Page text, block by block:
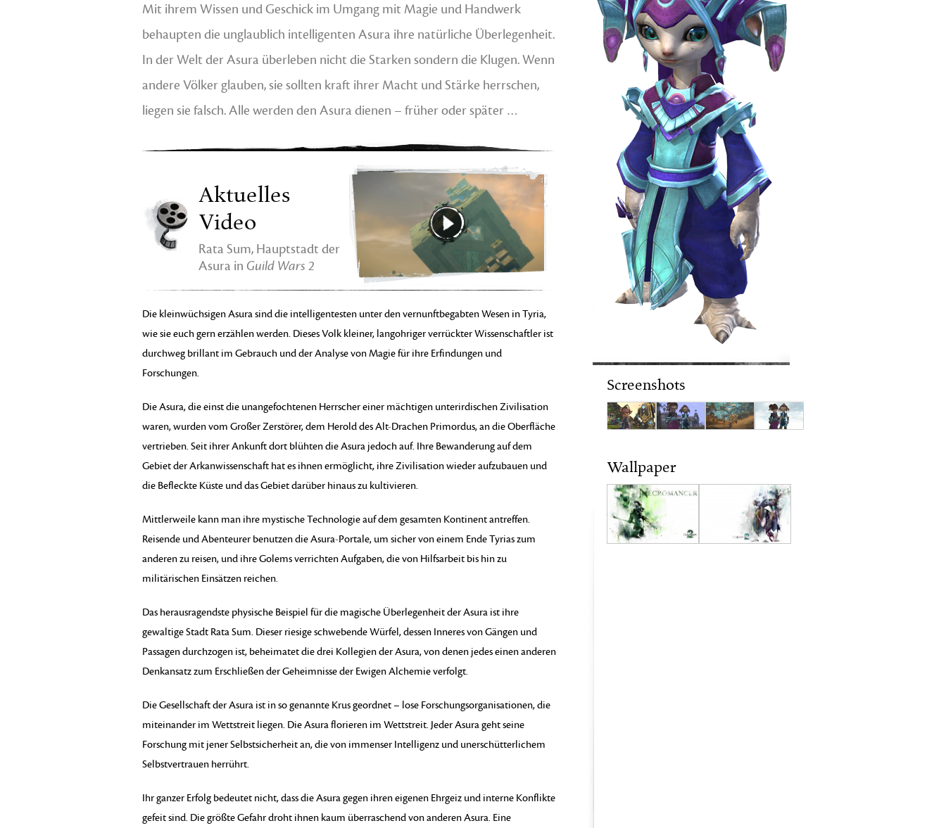
Mit ihrem Wissen und Geschick im Umgang mit Magie und Handwerk
behaupten die unglaublich intelligenten Asura ihre natürliche Überlegenheit.
In der Welt der Asura überleben nicht die Starken sondern die Klugen. Wenn
andere Völker glauben, sie sollten kraft ihrer Macht und Stärke herrschen,
liegen sie falsch. Alle werden den Asura dienen – früher oder später …
Aktuelles
Video
Rata Sum, Hauptstadt der
Asura in Guild Wars 2
Die kleinwüchsigen Asura sind die intelligentesten unter den vernunftbegabten Wesen in Tyria,
wie sie euch gern erzählen werden. Dieses Volk kleiner, langohriger verrückter Wissenschaftler ist
durchweg brillant im Gebrauch und der Analyse von Magie für ihre Erfindungen und
Forschungen.
Die Asura, die einst die unangefochtenen Herrscher einer mächtigen unterirdischen Zivilisation
waren, wurden vom Großer Zerstörer, dem Herold des Alt-Drachen Primordus, an die Oberfläche
vertrieben. Seit ihrer Ankunft dort blühten die Asura jedoch auf. Ihre Bewanderung auf dem
Gebiet der Arkanwissenschaft hat es ihnen ermöglicht, ihre Zivilisation wieder aufzubauen und
die Befleckte Küste und das Gebiet darüber hinaus zu kultivieren.
Mittlerweile kann man ihre mystische Technologie auf dem gesamten Kontinent antreffen.
Reisende und Abenteurer benutzen die Asura-Portale, um sicher von einem Ende Tyrias zum
anderen zu reisen, und ihre Golems verrichten Aufgaben, die von Hilfsarbeit bis hin zu
militärischen Einsätzen reichen.
Das herausragendste physische Beispiel für die magische Überlegenheit der Asura ist ihre
gewaltige Stadt Rata Sum. Dieser riesige schwebende Würfel, dessen Inneres von Gängen und
Passagen durchzogen ist, beheimatet die drei Kollegien der Asura, von denen jedes einen anderen
Denkansatz zum Erschließen der Geheimnisse der Ewigen Alchemie verfolgt.
Die Gesellschaft der Asura ist in so genannte Krus geordnet – lose Forschungsorganisationen, die
miteinander im Wettstreit liegen. Die Asura florieren im Wettstreit. Jeder Asura geht seine
Forschung mit jener Selbstsicherheit an, die von immenser Intelligenz und unerschütterlichem
Selbstvertrauen herrührt.
Ihr ganzer Erfolg bedeutet nicht, dass die Asura gegen ihren eigenen Ehrgeiz und interne Konflikte
gefeit sind. Die größte Gefahr droht ihnen kaum überraschend von anderen Asura. Eine
Screenshots
Wallpaper